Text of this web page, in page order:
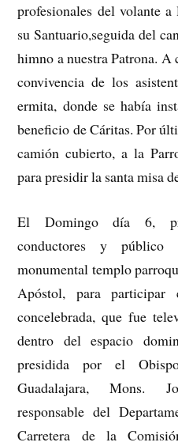
profesionales del volante
su Santuario,seguida del
himno a nuestra Patrona. A
convivencia de los
ermita, donde se había
beneficio de Cáritas. Por
camión cubierto, a la
para presidir la santa misa
El Domingo día 6,
conductores y
monumental templo
Apóstol, para participar
concelebrada, que fue
dentro del espacio
presidida por el
Guadalajara, Mons.
responsable del
Carretera de la